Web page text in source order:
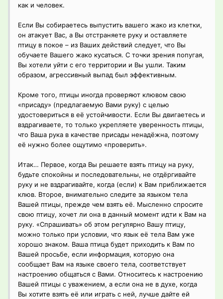
как и человек.
Если Вы собираетесь выпустить вашего жако из клетки,
он атакует Вас, а Вы отстраняете руку и оставляете
птицу в покое – из Ваших действий следует, что Вы
обучаете Вашего жако кусаться. С точки зрения попугая,
Вы хотели уйти с его территории и Вы ушли. Таким
образом, агрессивный выпад был эффективным.
Кроме того, птицы иногда проверяют клювом свою
«присаду» (предлагаемую Вами руку) с целью
удостовериться в её устойчивости. Если Вы двигаетесь и
вздрагиваете, то только укрепляете уверенность птицы,
что Ваша рука в качестве присады ненадёжна, поэтому
её нужно более ощутимо «проверить».
Итак… Первое, когда Вы решаете взять птицу на руку,
будьте спокойны и последовательны, не отдёргивайте
руку и не вздрагивайте, когда (если) к Вам приближается
клюв. Второе, внимательно следите за языком тела
Вашей птицы, прежде чем взять её. Мысленно спросите
свою птицу, хочет ли она в данный момент идти к Вам на
руку. «Спрашивать» об этом регулярно Вашу птицу,
можно только при условии, что язык её тела Вам уже
хорошо знаком. Ваша птица будет приходить к Вам по
Вашей просьбе, если информация, которую она
сообщает Вам на языке своего тела, соответствует
настроению общаться с Вами. Относитесь к настроению
Вашей птицы с уважением, а если она не в духе, когда
Вы хотите взять её или играть с ней, лучше дайте ей